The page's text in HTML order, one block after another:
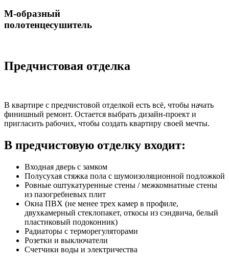
М-образный
полотенцесушитель
Предчистовая отделка
В квартире с предчистовой отделкой есть всё, чтобы начать
финишный ремонт. Остается выбрать дизайн-проект и
пригласить рабочих, чтобы создать квартиру своей мечты.
В предчистовую отделку входит:
Входная дверь с замком
Полусухая стяжка пола с шумоизоляционной подложкой
Ровные оштукатуренные стены / межкомнатные стены
из пазогребневых плит
Окна ПВХ (не менее трех камер в профиле,
двухкамерный стеклопакет, откосы из сэндвича, белый
пластиковый подоконник)
Радиаторы с терморегуляторами
Розетки и выключатели
Счетчики воды и электричества